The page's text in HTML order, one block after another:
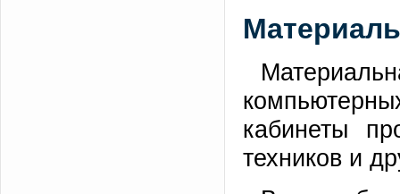
кабинеты
техников и